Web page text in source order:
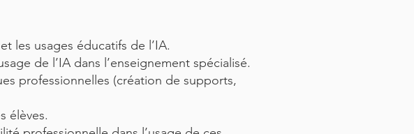
les usages éducatifs de l’IA.
de l’IA dans l’enseignement spécialisé.
professionnelles (création de supports,
élèves.